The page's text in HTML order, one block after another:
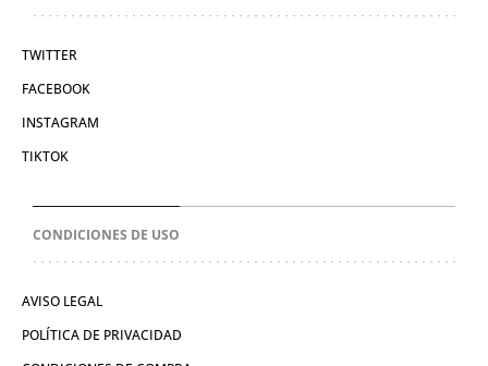
TWITTER
FACEBOOK
INSTAGRAM
TIKTOK
CONDICIONES DE USO
AVISO LEGAL
POLÍTICA DE PRIVACIDAD